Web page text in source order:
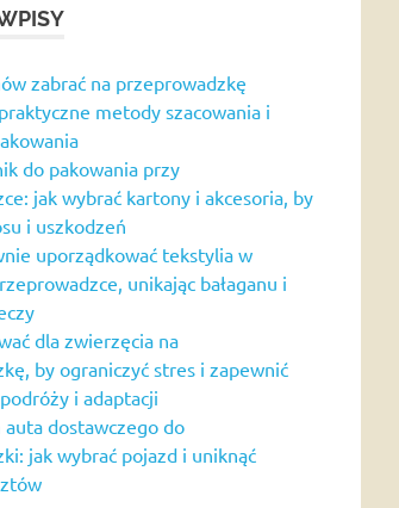
zabrać na przeprowadzkę
metody szacowania i
do pakowania przy
jak wybrać kartony i akcesoria, by
i uszkodzeń
uporządkować tekstylia w
unikając bałaganu i
dla zwierzęcia na
by ograniczyć stres i zapewnić
i adaptacji
dostawczego do
jak wybrać pojazd i uniknąć